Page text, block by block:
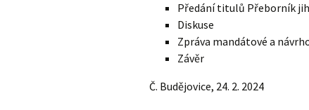
Předání titulů Přeborník
Diskuse
Zpráva mandátové a
Závěr
Č. Budějovice, 24. 2. 2024